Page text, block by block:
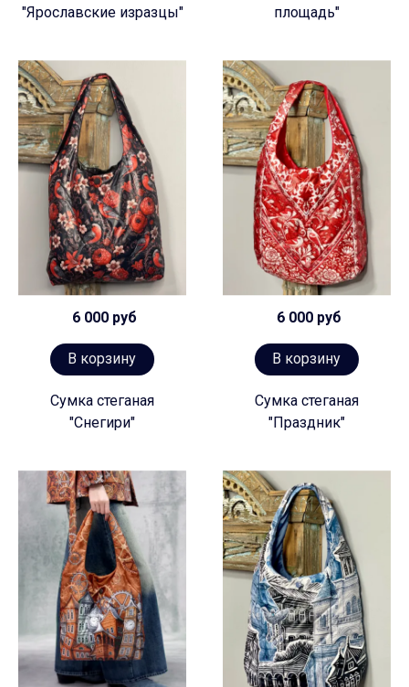
"Ярославские изразцы"
площадь"
6 000 руб
В корзину
Сумка стеганая
"Снегири"
6 000 руб
В корзину
Сумка стеганая
"Праздник"